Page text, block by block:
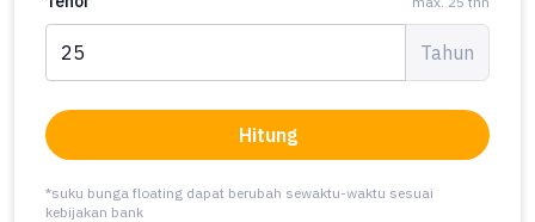
Tahun
Hitung
*suku bunga floating dapat berubah sewaktu-waktu sesuai
kebijakan bank